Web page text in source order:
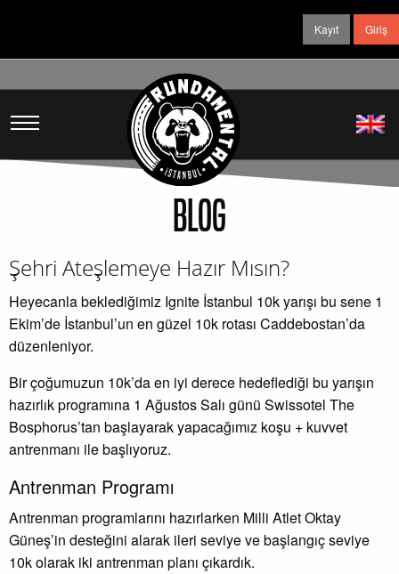
Kayıt Giriş
BLOG
Şehri Ateşlemeye Hazır Mısın?
Heyecanla beklediğimiz Ignite İstanbul 10k yarışı bu sene 1
Ekim’de İstanbul’un en güzel 10k rotası Caddebostan’da
düzenleniyor.
Bir çoğumuzun 10k’da en iyi derece hedeflediği bu yarışın
hazırlık programına 1 Ağustos Salı günü Swissotel The
Bosphorus’tan başlayarak yapacağımız koşu + kuvvet
antrenmanı ile başlıyoruz.
Antrenman Programı
Antrenman programlarını hazırlarken Milli Atlet Oktay
Güneş’in desteğini alarak ileri seviye ve başlangıç seviye
10k olarak iki antrenman planı çıkardık.